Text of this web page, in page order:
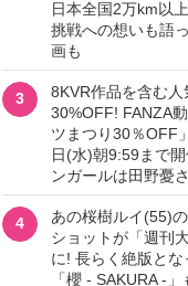
日本全国2万km以
挑戦への想いも語
画も
3
8KVR作品を含む
30%OFF! FANZA
ツまつり30％OFF
日(水)朝9:59まで
ンガールは田野憂
4
あの桜樹ルイ(55)
ショットが「週刊
に! 長らく絶版と
「櫻 - SAKURA -